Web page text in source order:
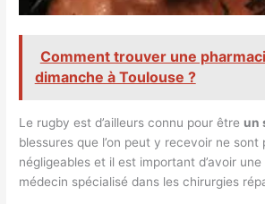
Comment trouver une
dimanche à Toulouse ?
Le rugby est d’ailleurs connu pour être un
blessures que l’on peut y recevoir ne sont
négligeables et il est important d’avoir
médecin spécialisé dans les chirurgies